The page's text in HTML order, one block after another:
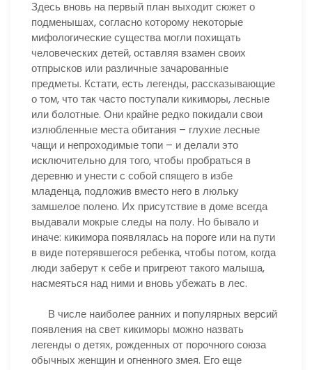
Здесь вновь на первый план выходит сюжет о
подменышах, согласно которому некоторые
мифологические существа могли похищать
человеческих детей, оставляя взамен своих
отпрысков или различные зачарованные
предметы. Кстати, есть легенды, рассказывающие
о том, что так часто поступали кикиморы, лесные
или болотные. Они крайне редко покидали свои
излюбленные места обитания – глухие лесные
чащи и непроходимые топи – и делали это
исключительно для того, чтобы пробраться в
деревню и унести с собой спящего в избе
младенца, подложив вместо него в люльку
замшелое полено. Их присутствие в доме всегда
выдавали мокрые следы на полу. Но бывало и
иначе: кикимора появлялась на пороге или на пути
в виде потерявшегося ребенка, чтобы потом, когда
люди заберут к себе и пригреют такого малыша,
насмеяться над ними и вновь убежать в лес.
В числе наиболее ранних и популярных версий
появления на свет кикиморы можно назвать
легенды о детях, рожденных от порочного союза
обычных женщин и огненного змея. Его еще